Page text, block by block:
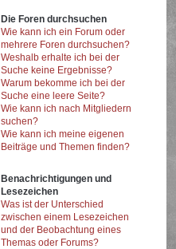
Die Foren durchsuchen
Wie kann ich ein Forum oder
mehrere Foren durchsuchen?
Weshalb erhalte ich bei der
Suche keine Ergebnisse?
Warum bekomme ich bei der
Suche eine leere Seite?
Wie kann ich nach Mitgliedern
suchen?
Wie kann ich meine eigenen
Beiträge und Themen finden?
Benachrichtigungen und
Lesezeichen
Was ist der Unterschied
zwischen einem Lesezeichen
und der Beobachtung eines
Themas oder Forums?